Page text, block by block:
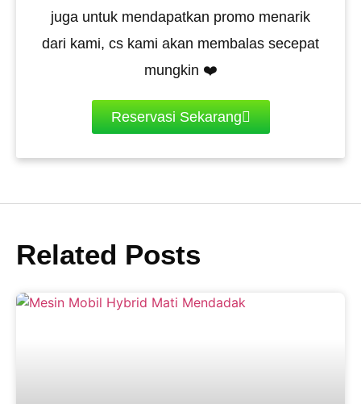
juga untuk mendapatkan promo menarik
dari kami, cs kami akan membalas secepat
mungkin ❤️
Reservasi Sekarang
Related Posts